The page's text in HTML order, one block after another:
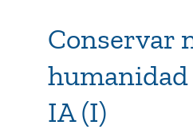
Conservar
IA (I)